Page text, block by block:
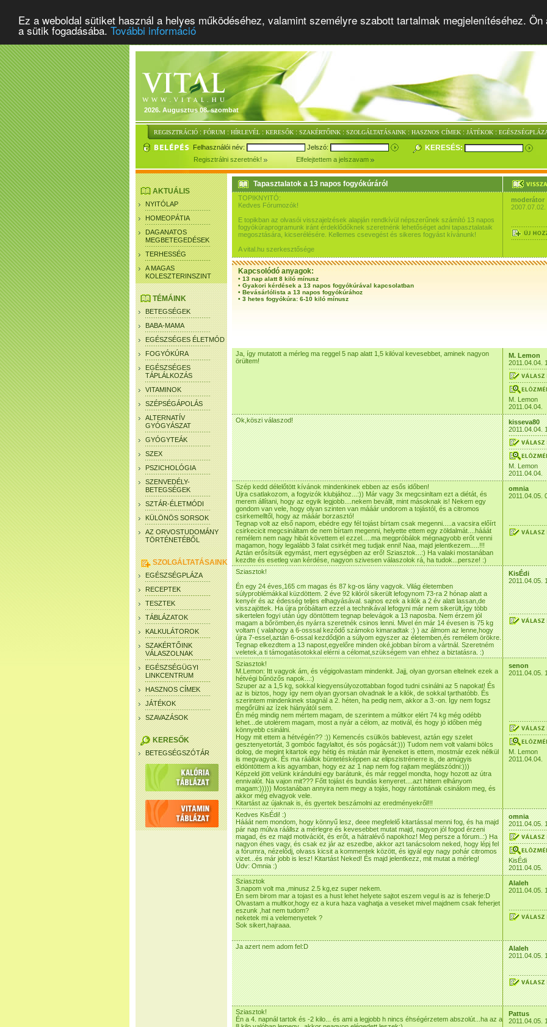
Ez a weboldal sütiket használ a helyes működéséhez, valamint személyre szabott tartalmak megjelenítéséhez.
a sütik fogadásába. További információ
2026. Augusztus 08. szombat
REGISZTRÁCIÓ : FÓRUM : HÍRLEVÉL : KERESŐK : SZAKÉRTŐINK : SZOLGÁLTATÁSAINK : HASZNOS CÍMEK : JÁTÉKOK :
Felhasználói név: Jelszó: KERESÉS:
Regisztrálni szeretnék! Elfelejtettem a jelszavam
AKTUÁLIS
NYITÓLAP
HOMEOPÁTIA
DAGANATOS
MEGBETEGEDÉSEK
TERHESSÉG
A MAGAS
KOLESZTERINSZINT
TÉMÁINK
BETEGSÉGEK
BABA-MAMA
EGÉSZSÉGES ÉLETMÓD
FOGYÓKÚRA
EGÉSZSÉGES
TÁPLÁLKOZÁS
VITAMINOK
SZÉPSÉGÁPOLÁS
ALTERNATÍV
GYÓGYÁSZAT
GYÓGYTEÁK
SZEX
PSZICHOLÓGIA
SZENVEDÉLY-
BETEGSÉGEK
SZTÁR-ÉLETMÓDI
KÜLÖNÖS SORSOK
AZ ORVOSTUDOMÁNY
TÖRTÉNETÉBŐL
SZOLGÁLTATÁSAINK
EGÉSZSÉGPLÁZA
RECEPTEK
TESZTEK
TÁBLÁZATOK
KALKULÁTOROK
SZAKÉRTŐINK
VÁLASZOLNAK
EGÉSZSÉGÜGYI
LINKCENTRUM
HASZNOS CÍMEK
JÁTÉKOK
SZAVAZÁSOK
KERESŐK
BETEGSÉGSZÓTÁR
Tapasztalatok a 13 napos fogyókúráról
TOPIKNYITÓ:
Kedves Fórumozók!
E topikban az olvasói visszajelzések alapján rendkívül népszerűnek számító 13 napos
fogyókúraprogramunk iránt érdeklődőknek szeretnénk lehetőséget adni tapasztalataik
megosztására, kicserélésére. Kellemes csevegést és sikeres fogyást kívánunk!
A vital.hu szerkesztősége
moderátor
Kapcsolódó anyagok:
• 13 nap alatt 8 kiló mínusz
• Gyakori kérdések a 13 napos fogyókúrával kapcsolatban
• Bevásárlólista a 13 napos fogyókúrához
• 3 hetes fogyókúra: 6-10 kiló mínusz
Ja, így mutatott a mérleg ma reggel 5 nap alatt 1,5 kilóval kevesebbet, aminek nagyon
örültem!
M. Lemon
2011.04.04.
M. Lemon
2011.04.04.
Ok,köszi válaszod!
kisseva80
2011.04.04.
M. Lemon
2011.04.04.
Szép kedd délelőtött kívánok mindenkinek ebben az esős időben!
Ujra csatlakozom, a fogyizók klubjához...:)) Már vagy 3x megcsinltam ezt a diétát, és
merem állítani, hogy az egyik legjobb....nekem bevállt, mint másoknak is! Nekem egy
gondom van vele, hogy olyan szinten van mááár undorom a tojástól, és a citromos
csirkemelltől, hogy az mááár borzasztó!
Tegnap volt az első napom, ebédre egy fél tojást bírtam csak megenni.....a vacsira előírt
csirkecicit megcsináltam de nem bírtam megenni, helyette ettem egy zöldalmát....hááát
remélem nem nagy hibát követtem el ezzel.....ma megpróbálok mégnagyobb erőt venni
magamon, hogy legalább 3 falat csirkét meg tudjak enni! Naa, majd jelentkezem.....!!!
Aztán erősítsük egymást, mert egységben az erő! Sziasztok...:) Ha valaki mostanában
kezdte és esetleg van kérdése, nagyon szivesen válaszolok rá, ha tudok...persze! :)
omnia
2011.04.05.
Sziasztok!
Én egy 24 éves,165 cm magas és 87 kg-os lány vagyok. Világ életemben
súlyproblémákkal küzdöttem. 2 éve 92 kilóról sikerült lefogynom 73-ra 2 hónap alatt a
kenyér és az édesség teljes elhagyásával. sajnos ezek a kilók a 2 év alatt lassan,de
visszajöttek. Ha újra próbáltam ezzel a technikával lefogyni már nem sikerült,így több
sikertelen fogyi után úgy döntöttem tegnap belevágok a 13 naposba. Nem érzem jól
magam a bőrömben,és nyárra szeretnék csinos lenni. Mivel én már 14 évesen is 75 kg
voltam ( valahogy a 6-osssal keződő számoko kimaradtak :) ) az álmom az lenne,hogy
újra 7-essel,aztán 6-ossal kezdődjön a súlyom egyszer az életemben,és remélem örökre.
Tegnap elkezdtem a 13 napost,egyelőre minden oké,jobban bírom a vártnál. Szeretném
veletek,a ti támogatásotokkal elérni a célomat,szükségem van ehhez a biztatásra. :)
KisÉdi
2011.04.05.
Sziasztok!
M.Lemon: Itt vagyok ám, és végigolvastam mindenkit. Jajj, olyan gyorsan eltelnek ezek a
hétvégi bűnözős napok...:)
Szuper az a 1,5 kg, sokkal kiegyensúlyozottabban fogod tudni csinálni az 5 napokat! És
az is biztos, hogy így nem olyan gyorsan olvadnak le a kilók, de sokkal tarthatóbb. És
szerintem mindenkinek stagnál a 2. héten, ha pedig nem, akkor a 3.-on. Így nem fogsz
megőrülni az ízek hiányától sem.
Én még mindig nem mértem magam, de szerintem a múltkor elért 74 kg még odébb
lehet...de utolérem magam, most a nyár a célom, az motivál, és hogy jó időben még
könnyebb csinálni.
Hogy mit ettem a hétvégén?? :)) Kemencés csülkös bablevest, aztán egy szelet
gesztenyetortát, 3 gombóc fagylaltot, és sós pogácsát:))) Tudom nem volt valami bölcs
dolog, de megint kitartok egy hétig és miután már ilyeneket is ettem, mostmár ezek nélkül
is megvagyok. És ma ráállok büntetésképpen az elipszistrénerre is, de amúgyis
eldöntöttem a kis agyamban, hogy ez az 1 nap nem fog rajtam meglátszódni:)))
Képzeld jött velünk kirándulni egy barátunk, és már reggel mondta, hogy hozott az útra
ennivalót. Na vajon mit??? Főtt tojást és bundás kenyeret....azt hittem elhányom
magam:))))) Mostanában annyira nem megy a tojás, hogy rántottának csinálom meg, és
akkor még elvagyok vele.
Kitartást az újaknak is, és gyertek beszámolni az eredményekről!!!
senon
2011.04.05.
M. Lemon
2011.04.04.
Kedves KisÉdi! :)
Hááát nem mondom, hogy könnyű lesz, deee megfelelő kitartással menni fog, és ha majd
pár nap múlva ráállsz a mérlegre és kevesebbet mutat majd, nagyon jól fogod érzeni
magad, és ez majd motivációt, és erőt, a hátralévő napokhoz! Meg persze a fórum..:) Ha
nagyon éhes vagy, és csak ez jár az eszedbe, akkor azt tanácsolom neked, hogy lépj fel
a fórumra, nézelődj, olvass kicsit a kommentek között, és igyál egy nagy pohár citromos
vizet...és már jobb is lesz! Kitartást Neked! És majd jelentkezz, mit mutat a mérleg!
Üdv: Omnia :)
omnia
2011.04.05.
KisÉdi
2011.04.05.
Sziasztok
3.napom volt ma ,minusz 2.5 kg,ez super nekem.
En sem birom mar a tojast es a hust lehet helyete sajtot eszem vegul is az is feherje:D
Olvastam a multkor,hogy ez a kura haza vaghatja a veseket mivel majdnem csak feherjet
eszunk ,hat nem tudom?
neketek mi a velemenyetek ?
Sok sikert,hajraaa.
Alaleh
2011.04.05.
Ja azert nem adom fel:D
Alaleh
2011.04.05.
Sziasztok!
Én a 4. napnál tartok és -2 kilo... és ami a legjobb h nincs éhségérzetem abszolút...ha az a
Pattus
2011.04.05.